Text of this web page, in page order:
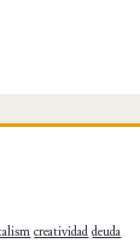
creatividad deuda